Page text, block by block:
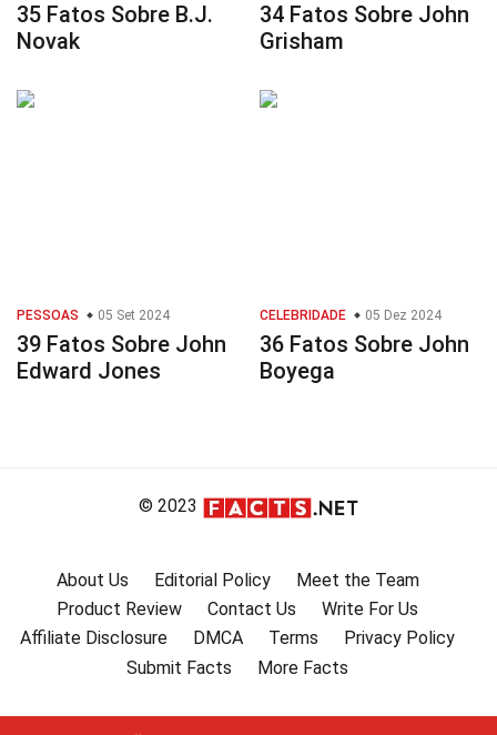
35 Fatos Sobre B.J.
Novak
34 Fatos Sobre John
Grisham
PESSOAS 05 Set 2024
39 Fatos Sobre John
Edward Jones
CELEBRIDADE 05 Dez 2024
36 Fatos Sobre John
Boyega
© 2023
About Us Editorial Policy
Meet the Team
Product Review
Contact Us
Write For Us
Affiliate Disclosure
DMCA Terms
Privacy Policy
Submit Facts
More Facts